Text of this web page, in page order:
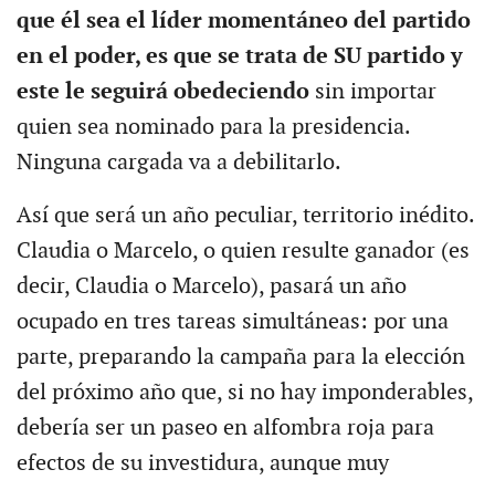
que él sea el líder momentáneo del partido
en el poder, es que se trata de SU partido y
este le seguirá obedeciendosin importar
quien sea nominado para la presidencia.
Ninguna cargada va a debilitarlo.
Así que será un año peculiar, territorio inédito.
Claudia o Marcelo, o quien resulte ganador (es
decir, Claudia o Marcelo), pasará un año
ocupado en tres tareas simultáneas: por una
parte, preparando la campaña para la elección
del próximo año que, si no hay imponderables,
debería ser un paseo en alfombra roja para
efectos de su investidura, aunque muy